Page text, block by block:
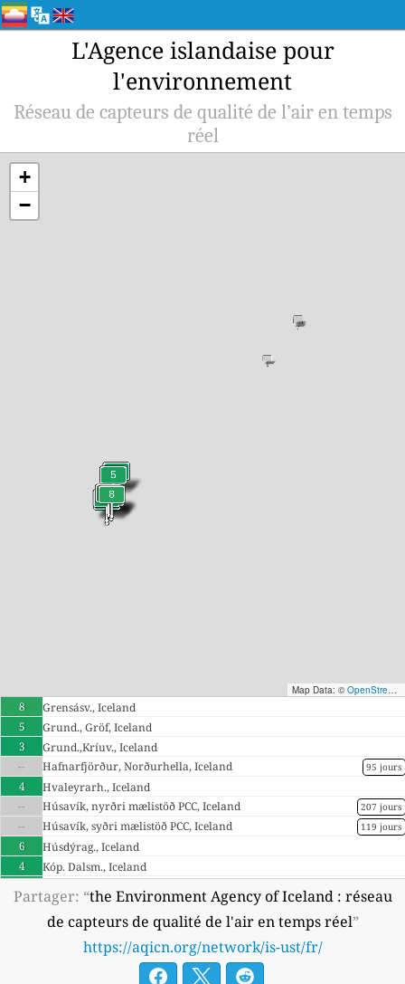
L'Agence islandaise pour
l'environnement
Réseau de capteurs de qualité de l’air en temps
réel
+
−
Map Data: © OpenStreetMap contributors
8
Grensásv., Iceland
5
Grund., Gröf, Iceland
3
Grund.,Kríuv., Iceland
--
95 jours
Hafnarfjörður, Norðurhella, Iceland
4
Hvaleyrarh., Iceland
--
207 jours
Húsavík, nyrðri mælistöð PCC, Iceland
--
119 jours
Húsavík, syðri mælistöð PCC, Iceland
6
Húsdýrag., Iceland
4
Kóp. Dalsm., Iceland
Portable Farstöð 1, Iceland
--
Strandgata, Iceland
Iceland 🇮🇸
Garðabær Garðaholt, Iceland
Kópavogur Hörðuvallaskóli, Kopavogur, Iceland
Partager: “the Environment Agency of Iceland : réseau
de capteurs de qualité de l'air en temps réel”
https://aqicn.org/network/is-ust/fr/